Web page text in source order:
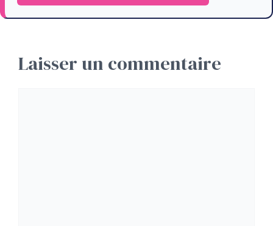
Laisser un commentaire